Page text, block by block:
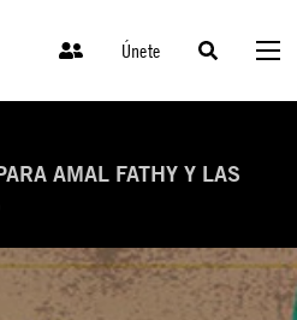
Únete
AMAL FATHY Y LAS